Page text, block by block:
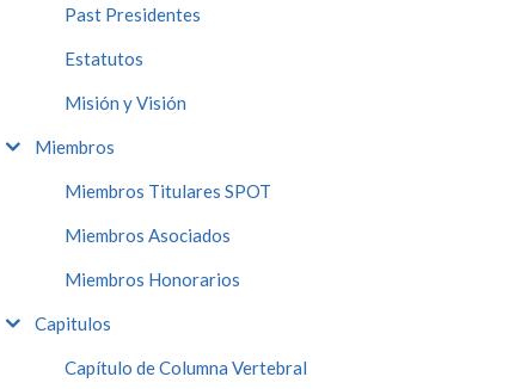
Past Presidentes
Estatutos
Misión y Visión
Miembros
Miembros Titulares SPOT
Miembros Asociados
Miembros Honorarios
Capitulos
Capítulo de Columna Vertebral